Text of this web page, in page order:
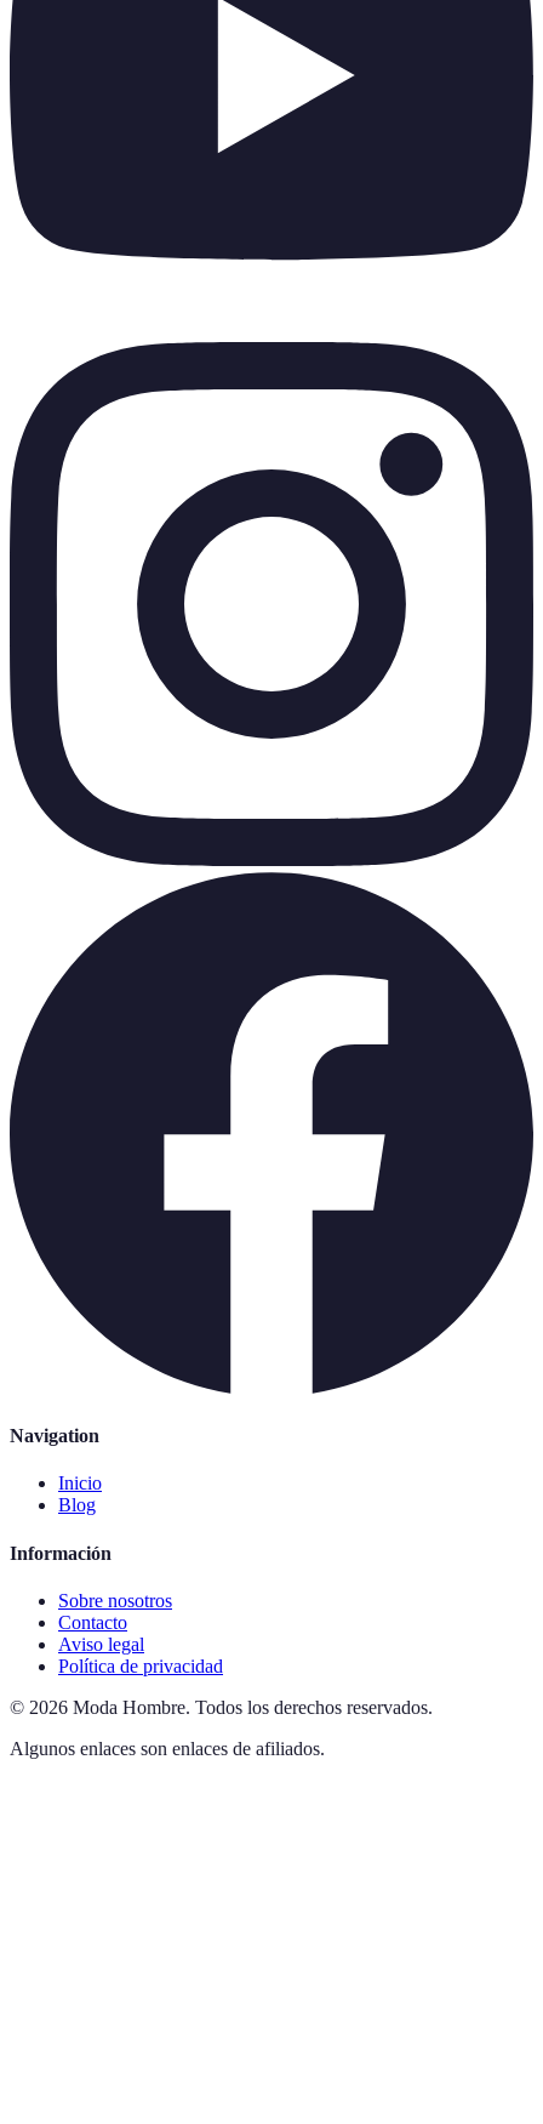
Navigation
Inicio
Blog
Información
Sobre nosotros
Contacto
Aviso legal
Política de privacidad
© 2026 Moda Hombre. Todos los derechos reservados.
Algunos enlaces son enlaces de afiliados.